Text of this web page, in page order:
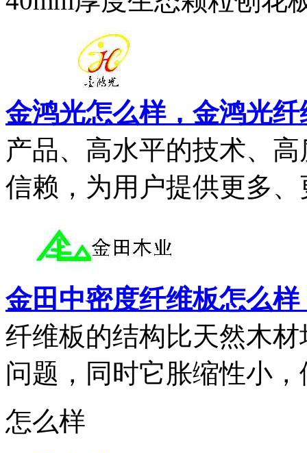
金鸿光怎么样，金鸿光
产品、高水平的技术、
信赖，为用户提供更多
金田中密度纤维板怎么
纤维板的结构比天然木
问题，同时它胀缩性小
怎么样